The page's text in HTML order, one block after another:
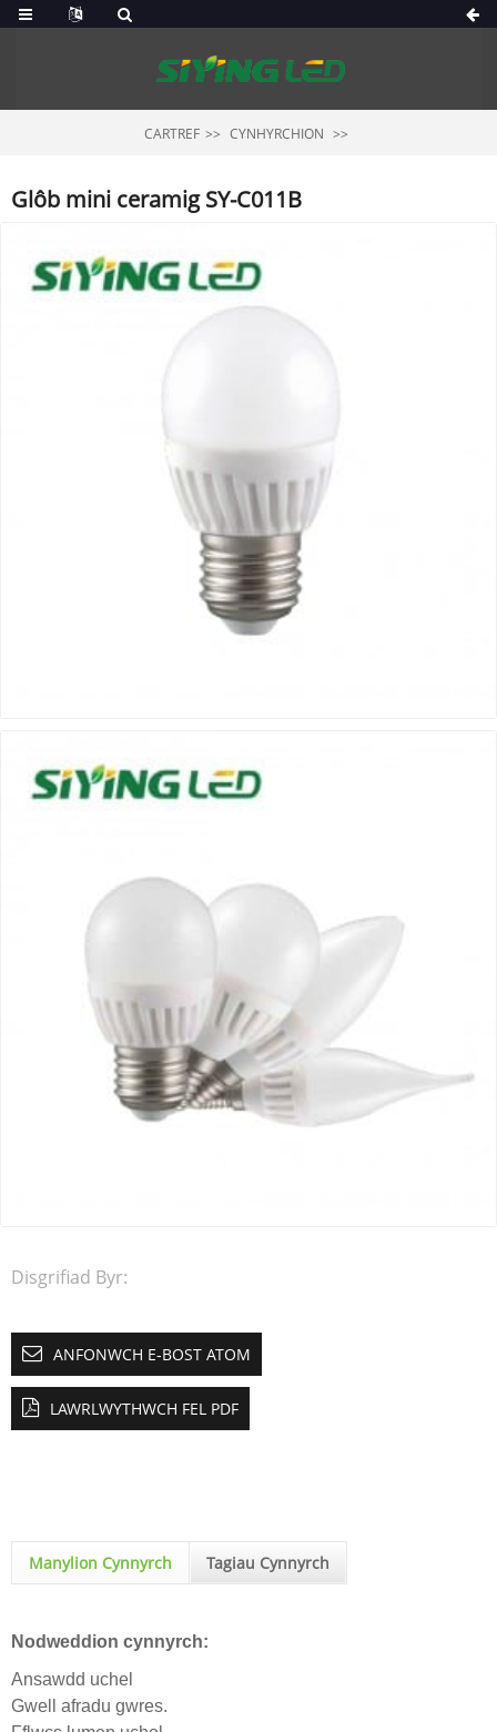
CARTREF CYNHYRCHION
Glôb mini ceramig SY-C011B
Disgrifiad Byr:
ANFONWCH E-BOST ATOM
LAWRLWYTHWCH FEL PDF
Manylion Cynnyrch Tagiau Cynnyrch
Nodweddion cynnyrch:
Ansawdd uchel
Gwell afradu gwres.